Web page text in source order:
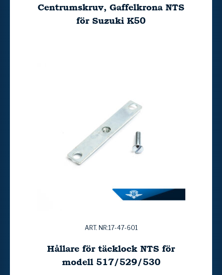
Centrumskruv, Gaffelkrona NTS
för Suzuki K50
ART. NR:17-47-601
Hållare för täcklock NTS för
modell 517/529/530